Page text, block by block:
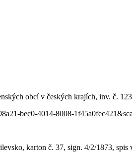
obcí v českých krajích, inv. č.
bec0-4014-8008-
karton č. 37, sign. 4/2/1873,